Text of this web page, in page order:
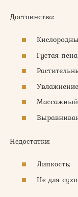
Достоинства:
Густая пена;
Недостатки:
Липкость;
Не для